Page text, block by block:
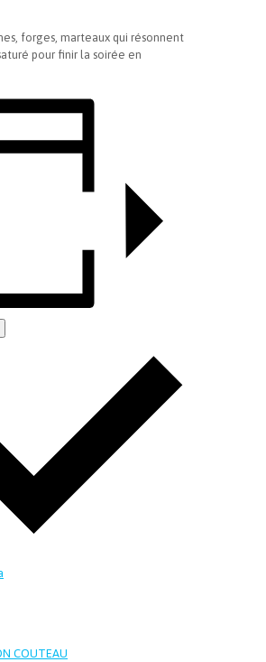
forges, marteaux qui résonnent
pour finir la soirée en
COUTEAU